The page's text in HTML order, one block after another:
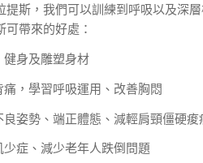
提斯，我們可以訓練到呼吸以及深
可帶來的好處：
健身及雕塑身材
痛，學習呼吸運用、改善胸悶
良姿勢、端正體態、減輕肩頸僵硬痠
少症、減少老年人跌倒問題